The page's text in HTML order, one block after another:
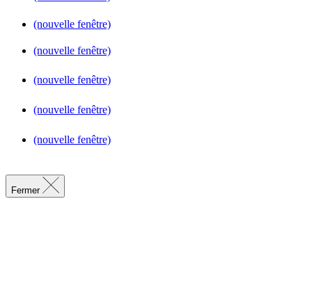
(nouvelle fenêtre)
(nouvelle fenêtre)
(nouvelle fenêtre)
(nouvelle fenêtre)
(nouvelle fenêtre)
Fermer